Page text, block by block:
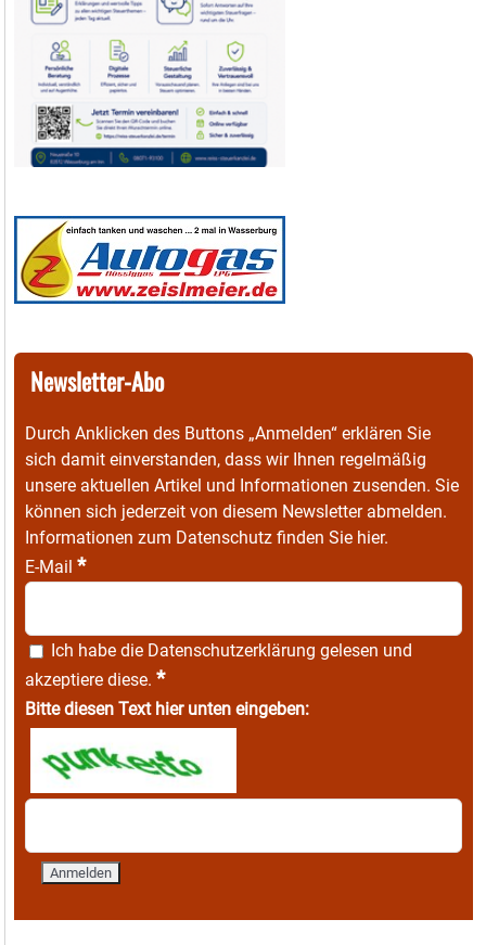
Newsletter-Abo
Durch Anklicken des Buttons „Anmelden“ erklären Sie
sich damit einverstanden, dass wir Ihnen regelmäßig
unsere aktuellen Artikel und Informationen zusenden. Sie
können sich jederzeit von diesem Newsletter abmelden.
Informationen zum Datenschutz finden Sie hier.
E-Mail *
Ich habe die Datenschutzerklärung gelesen und
akzeptiere diese. *
Bitte diesen Text hier unten eingeben: